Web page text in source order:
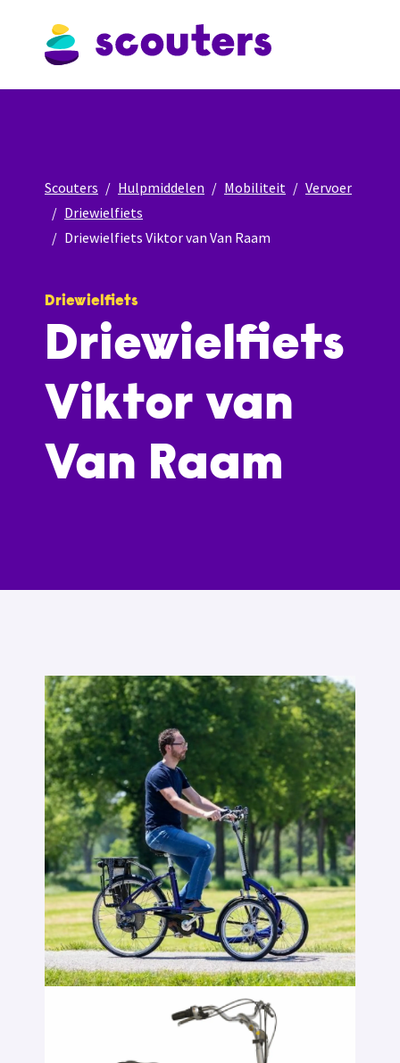
Scouters Hulpmiddelen Mobiliteit
Vervoer
Driewielfiets
Driewielfiets Viktor van Van Raam
Driewielfiets
Driewielfiets
Viktor van
Van Raam